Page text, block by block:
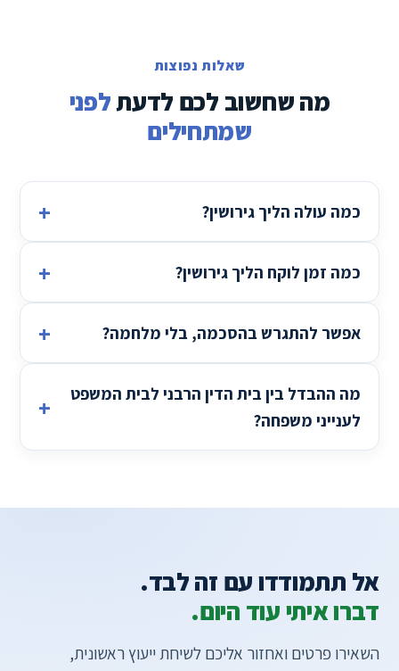
שאלות נפוצות
מה שחשוב לכם לדעתלפני
שמתחילים
כמה עולה הליך גירושין?
כמה זמן לוקח הליך גירושין?
אפשר להתגרש בהסכמה, בלי מלחמה?
מה ההבדל בין בית הדין הרבני לבית המשפט
לענייני משפחה?
אל תתמודדו עם זה לבד.
דברו איתי עוד היום.
השאירו פרטים ואחזור אליכם לשיחת ייעוץ ראשונית,